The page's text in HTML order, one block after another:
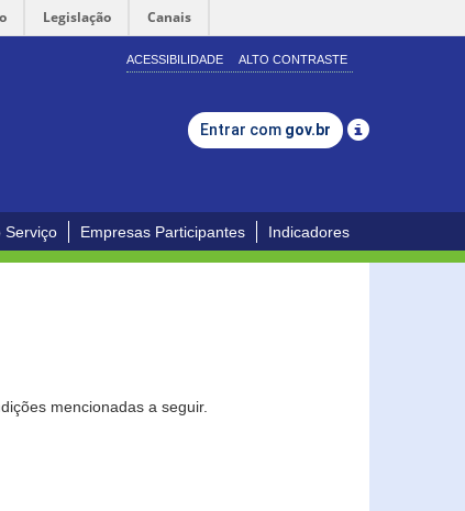
Legislação Canais
ACESSIBILIDADE ALTO CONTRASTE
Entrar com gov.br
Serviço Empresas Participantes Indicadores
mencionadas a seguir.